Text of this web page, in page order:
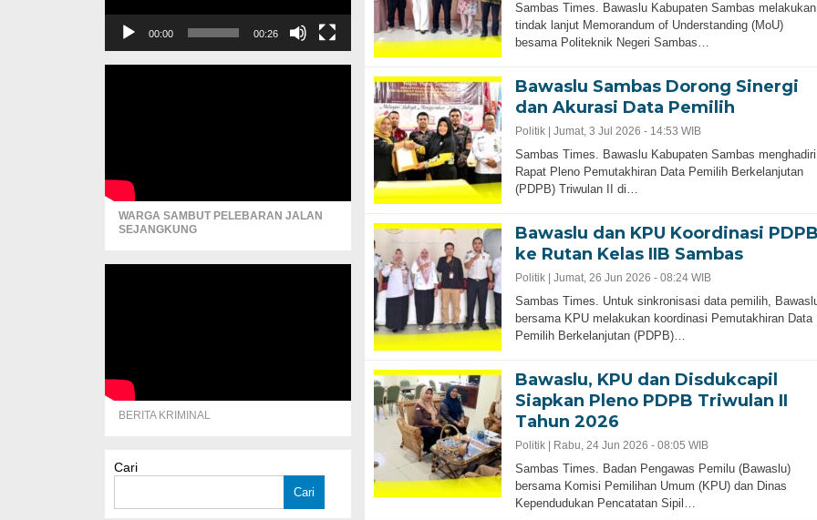
00:00 00:26
WARGA SAMBUT PELEBARAN JALAN
SEJANGKUNG
BERITA KRIMINAL
Cari
Cari
Sambas Times. Bawaslu Kabupaten Sambas melakukan
tindak lanjut Memorandum of Understanding (MoU)
besama Politeknik Negeri Sambas…
Bawaslu Sambas Dorong Sinergi
dan Akurasi Data Pemilih
Politik | Jumat, 3 Jul 2026 - 14:53 WIB
Sambas Times. Bawaslu Kabupaten Sambas menghadiri
Rapat Pleno Pemutakhiran Data Pemilih Berkelanjutan
(PDPB) Triwulan II di…
Bawaslu dan KPU Koordinasi
ke Rutan Kelas IIB Sambas
Politik | Jumat, 26 Jun 2026 - 08:24 WIB
Sambas Times. Untuk sinkronisasi data pemilih,
bersama KPU melakukan koordinasi Pemutakhiran Data
Pemilih Berkelanjutan (PDPB)…
Bawaslu, KPU dan Disdukcapil
Siapkan Pleno PDPB Triwulan II
Tahun 2026
Politik | Rabu, 24 Jun 2026 - 08:05 WIB
Sambas Times. Badan Pengawas Pemilu (Bawaslu)
bersama Komisi Pemilihan Umum (KPU) dan Dinas
Kependudukan Pencatatan Sipil…